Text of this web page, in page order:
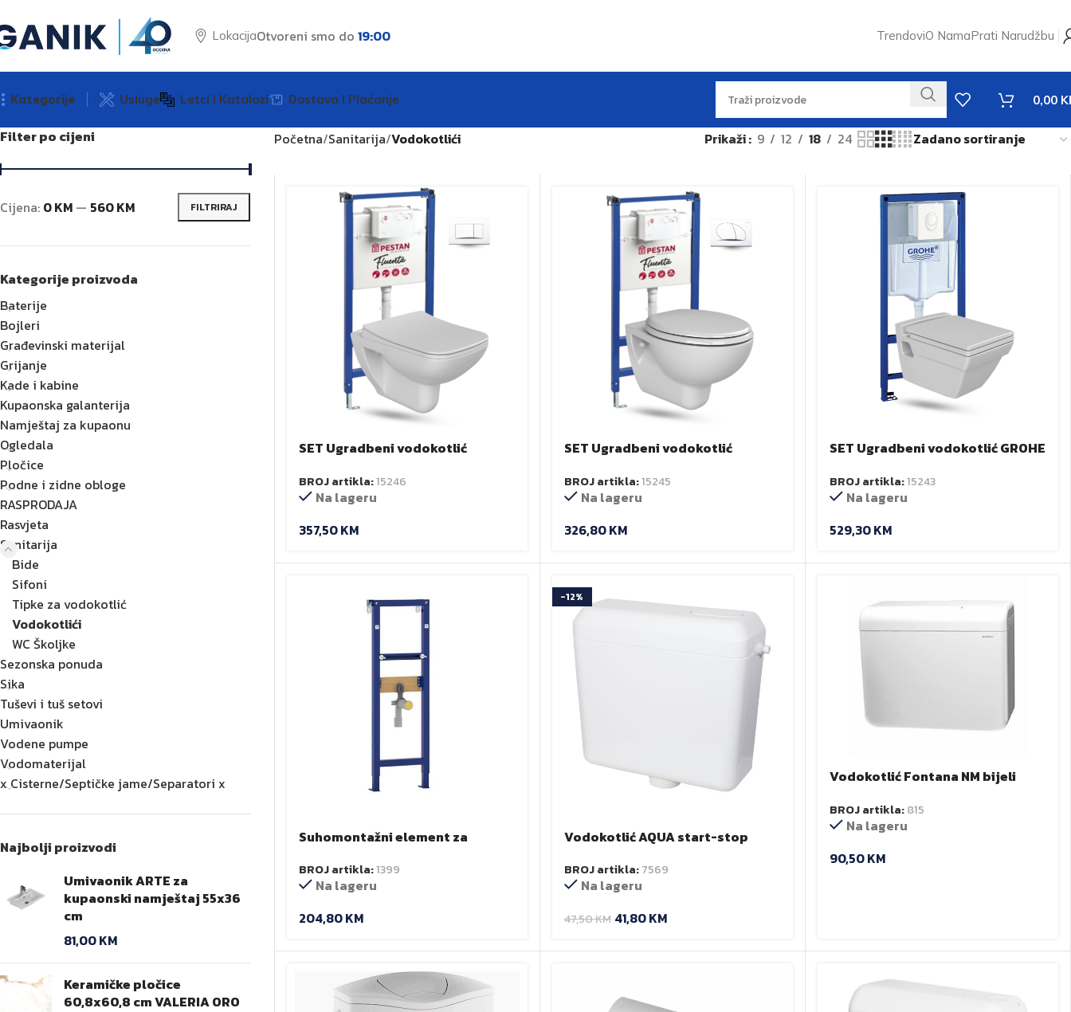
LokacijaOtvoreni smo do 19:00 TrendoviO NamaPrati Narudžbu
Kategorije Usluge Letci I Katalozi Dostava I Plaćanje 0,00
Filter po cijeni
FILTRIRAJ
Cijena: 0 KM — 560 KM
Kategorije proizvoda
Baterije
Bojleri
Građevinski materijal
Grijanje
Kade i kabine
Kupaonska galanterija
Namještaj za kupaonu
Ogledala
Pločice
Podne i zidne obloge
RASPRODAJA
Rasvjeta
Sanitarija
Bide
Sifoni
Tipke za vodokotlić
Vodokotlići
WC Školjke
Sezonska ponuda
Sika
Tuševi i tuš setovi
Umivaonik
Vodene pumpe
Vodomaterijal
x Cisterne/Septičke jame/Separatori x
Najbolji proizvodi
Umivaonik ARTE za
kupaonski namještaj 55x36
cm
81,00KM
Keramičke pločice
60,8x60,8 cm VALERIA ORO
Početna Sanitarija Vodokotlići Prikaži 9 12 18 24
SET Ugradbeni vodokotlić
DURU higijenska + daska
BROJ artikla:15246
Na lageru
357,50KM
SET Ugradbeni vodokotlić
LILA + daska
BROJ artikla:15245
Na lageru
326,80KM
SET Ugradbeni vodokotlić GROHE
školjka MONA + daska
BROJ artikla:15243
Na lageru
529,30KM
Suhomontažni element za
BROJ artikla:1399
Na lageru
204,80KM
-12%
Vodokotlić AQUA start-stop
BROJ artikla:7569
Na lageru
47,50KM 41,80KM
Vodokotlić Fontana NM bijeli
BROJ artikla:815
Na lageru
90,50KM